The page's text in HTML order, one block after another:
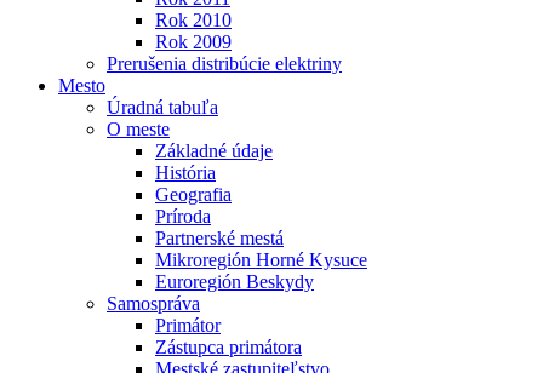
Rok 2010
Rok 2009
Prerušenia distribúcie elektriny
Mesto
Úradná tabuľa
O meste
Základné údaje
História
Geografia
Príroda
Partnerské mestá
Mikroregión Horné Kysuce
Euroregión Beskydy
Samospráva
Primátor
Zástupca primátora
Mestské zastupiteľstvo